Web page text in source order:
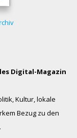
Digital-Magazin
Kultur, lokale
Bezug zu den